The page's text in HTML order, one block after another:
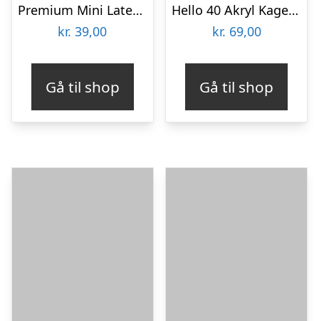
Premium Mini Latexballoner Chocolate Brown
kr. 39,00
Gå til shop
Hello 40 Akryl Kagetopper Rosaguld
kr. 69,00
Gå til shop